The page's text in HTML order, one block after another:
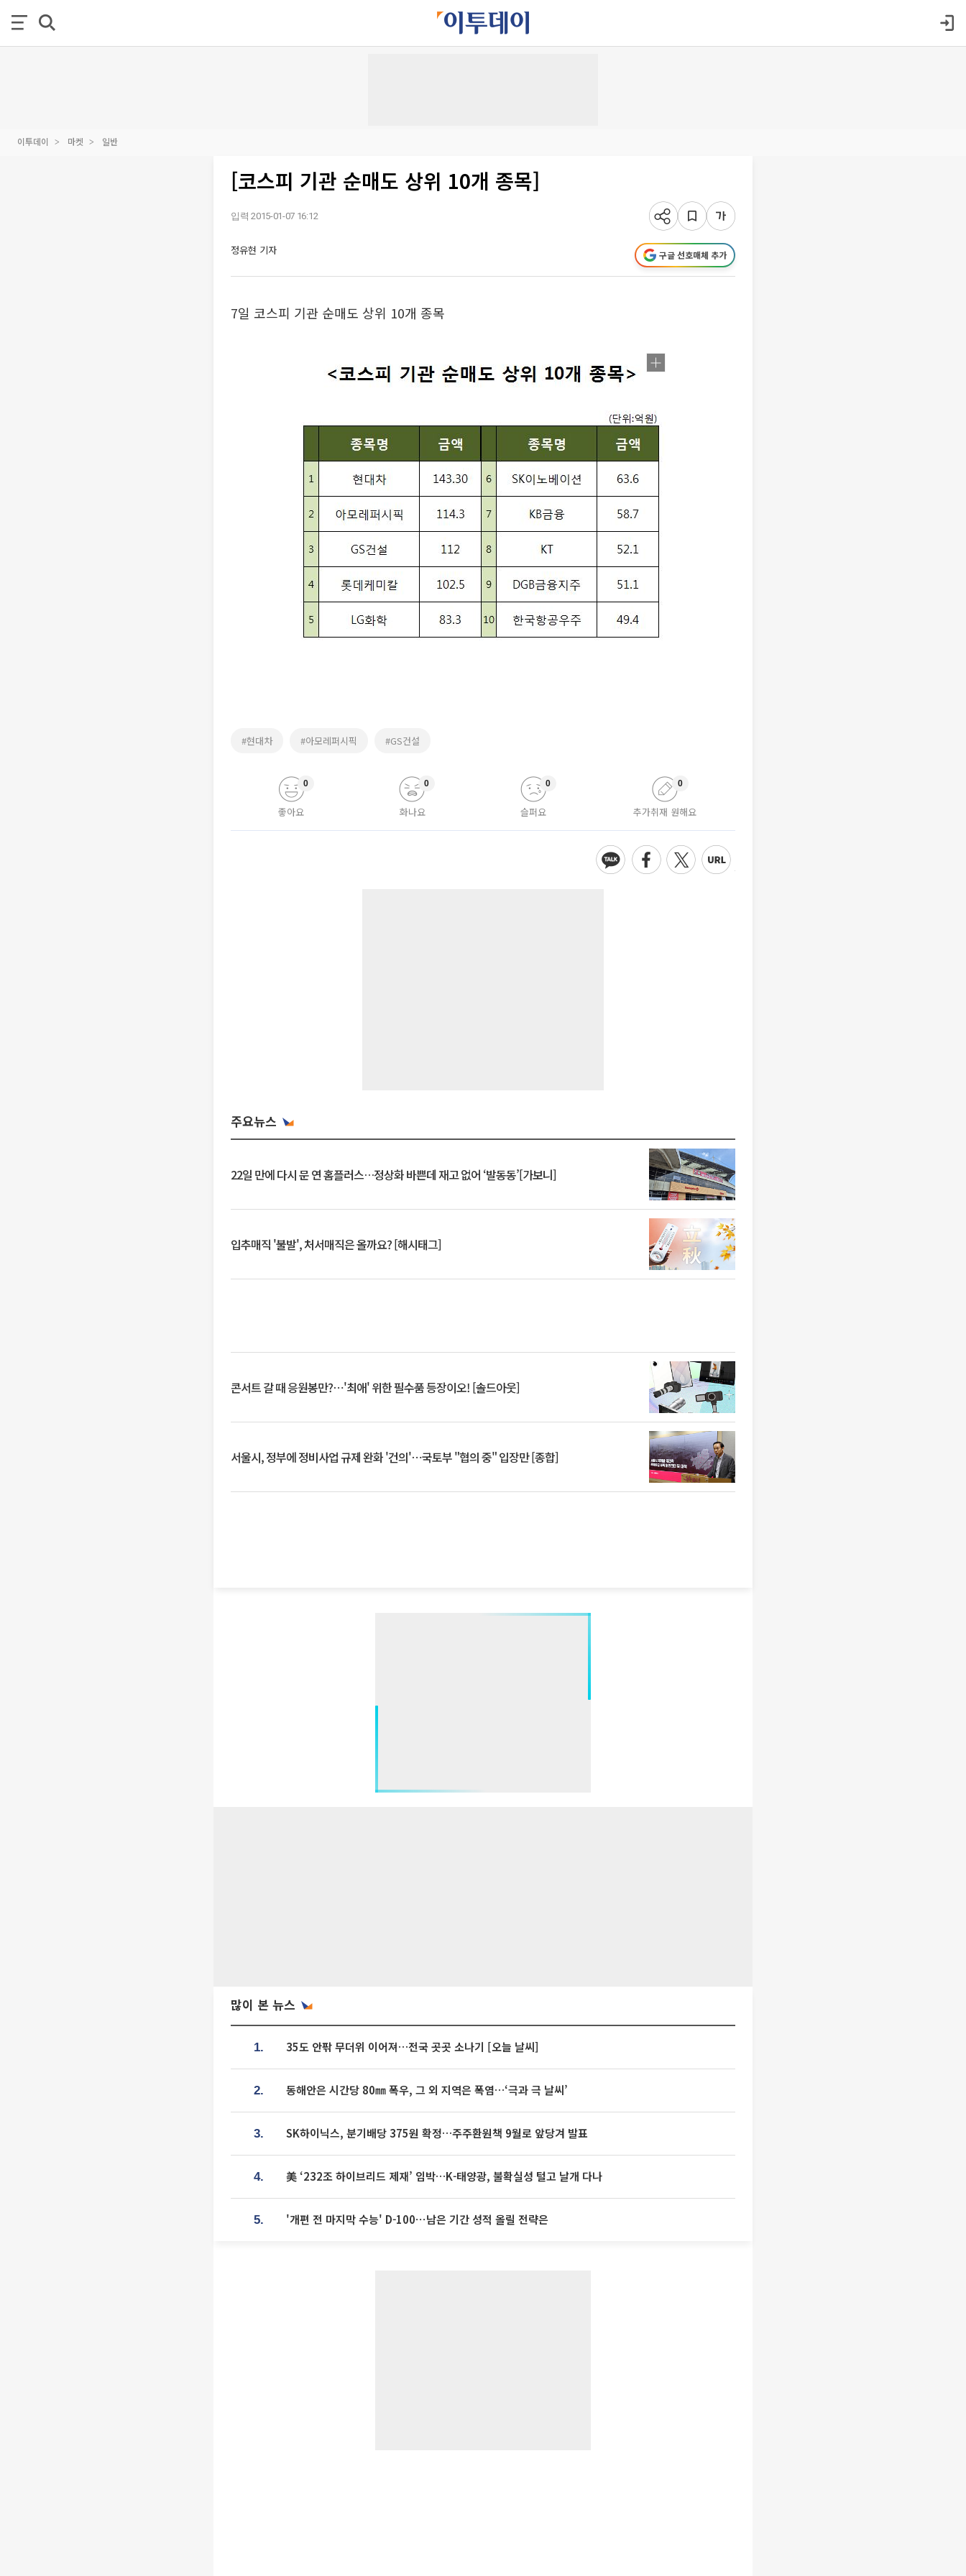
이투데이 마켓 일반
[코스피 기관 순매도 상위 10개 종목]
입력 2015-01-07 16:12
정유현 기자 구글 선호매체 추가
7일 코스피 기관 순매도 상위 10개 종목
#현대차 #아모레퍼시픽 #GS건설
좋아요
0
화나요
0
슬퍼요
0
추가취재 원해요
0
주요뉴스
22일 만에 다시 문 연 홈플러스…정상화 바쁜데 재고 없어 ‘발동동’[가보니]
입추매직 '불발', 처서매직은 올까요? [해시태그]
콘서트 갈 때 응원봉만?⋯'최애' 위한 필수품 등장이오! [솔드아웃]
서울시, 정부에 정비사업 규제 완화 '건의'⋯국토부 "협의 중" 입장만 [종합]
많이 본 뉴스
1. 35도 안팎 무더위 이어져…전국 곳곳 소나기 [오늘 날씨]
2. 동해안은 시간당 80㎜ 폭우, 그 외 지역은 폭염…‘극과 극 날씨’
3. SK하이닉스, 분기배당 375원 확정…주주환원책 9월로 앞당겨 발표
4. 美 ‘232조 하이브리드 제재’ 임박…K-태양광, 불확실성 털고 날개 다나
5. '개편 전 마지막 수능' D-100⋯남은 기간 성적 올릴 전략은